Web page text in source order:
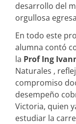
desarrollo del
orgullosa
En todo este
alumna contó
la Prof Ing
Naturales ,
compromiso
desempeño
Victoria, quien
estudiar la